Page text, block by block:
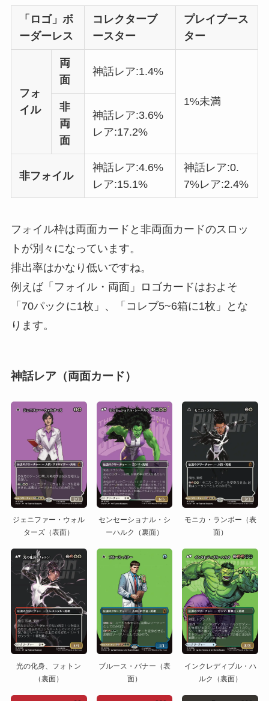
「ロゴ」ボ
ーダーレス
コレクターブ
ースター
プレイブース
ター
フォ
イル
両
面
神話レア:1.4%
1%未満
非
両
面
神話レア:3.6%
レア:17.2%
非フォイル
神話レア:4.6%
レア:15.1%
神話レア:0.
7%レア:2.4%
フォイル枠は両面カードと非両面カードのスロッ
トが別々になっています。
排出率はかなり低いですね。
例えば「フォイル・両面」ロゴカードはおよそ
「70パックに1枚」、「コレブ5~6箱に1枚」とな
ります。
神話レア（両面カード）
ジェニファー・ウォル
ターズ（表面）
センセーショナル・シ
ーハルク（裏面）
モニカ・ランボー（表
面）
光の化身、フォトン
（裏面）
ブルース・バナー（表
面）
インクレディブル・ハ
ルク（裏面）